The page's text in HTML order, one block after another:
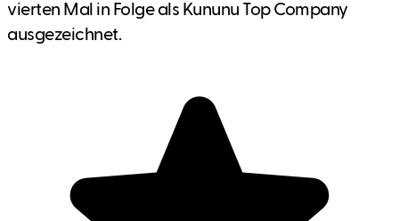
vierten Mal in Folge als Kununu Top Company
ausgezeichnet.